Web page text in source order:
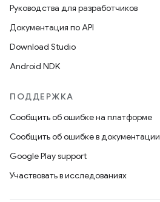
Руководства для разработчиков
Документация по API
Download Studio
Android NDK
ПОДДЕРЖКА
Сообщить об ошибке на платформе
Сообщить об ошибке в документации
Google Play support
Участвовать в исследованиях